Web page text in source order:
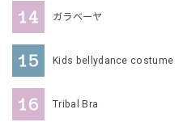
ガラベーヤ
Kids bellydance costume
Tribal Bra